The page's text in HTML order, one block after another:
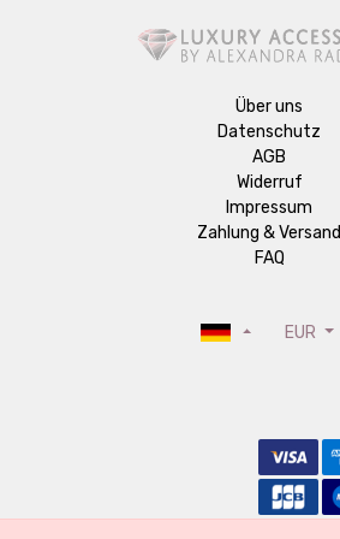
Über uns
Datenschutz
AGB
Widerruf
Impressum
Zahlung & Versand
FAQ
EUR